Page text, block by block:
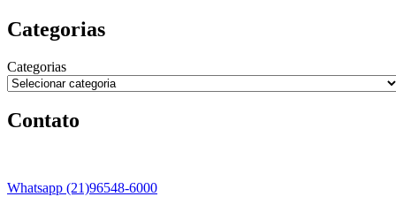
Categorias
Categorias
Contato
Whatsapp (21)96548-6000